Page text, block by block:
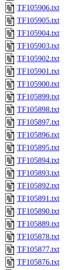
TF105906.txt
TF105905.txt
TF105904.txt
TF105903.txt
TF105902.txt
TF105901.txt
TF105900.txt
TF105899.txt
TF105898.txt
TF105897.txt
TF105896.txt
TF105895.txt
TF105894.txt
TF105893.txt
TF105892.txt
TF105891.txt
TF105890.txt
TF105889.txt
TF105878.txt
TF105877.txt
TF105876.txt